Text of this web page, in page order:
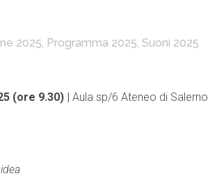
2025 Programma 2025 Suoni 2025
(ore 9.30) | Aula sp/6 Ateneo di Salerno